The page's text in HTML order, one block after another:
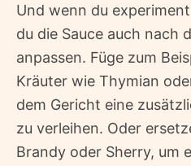
Und wenn du
du die Sauce auch nach
anpassen. Füge zum
Kräuter wie Thymian
dem Gericht eine
zu verleihen. Oder
Brandy oder Sherry, um